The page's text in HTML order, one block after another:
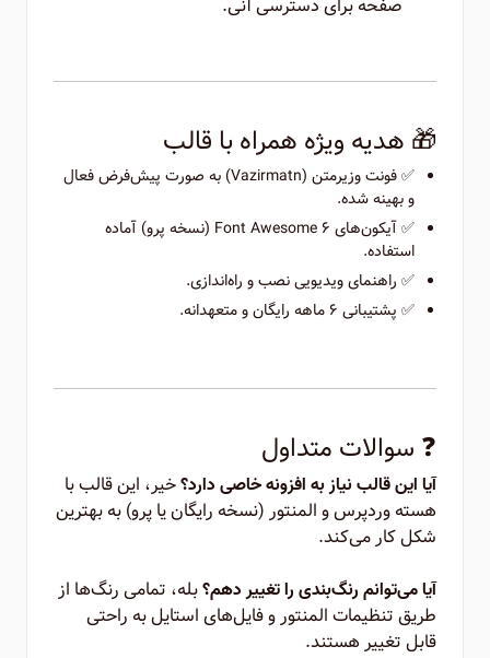
صفحه برای دسترسی آنی.
🎁 هدیه ویژه همراه با قالب
✅ فونت وزیرمتن (Vazirmatn) به صورت پیش‌فرض فعال
و بهینه شده.
✅ آیکون‌های Font Awesome 6 (نسخه پرو) آماده
استفاده.
✅ راهنمای ویدیویی نصب و راه‌اندازی.
✅ پشتیبانی ۶ ماهه رایگان و متعهدانه.
❓ سوالات متداول
آیا این قالب نیاز به افزونه خاصی دارد؟خیر، این قالب با
هسته وردپرس و المنتور (نسخه رایگان یا پرو) به بهترین
شکل کار می‌کند.
آیا می‌توانم رنگ‌بندی را تغییر دهم؟بله، تمامی رنگ‌ها از
طریق تنظیمات المنتور و فایل‌های استایل به راحتی
قابل تغییر هستند.